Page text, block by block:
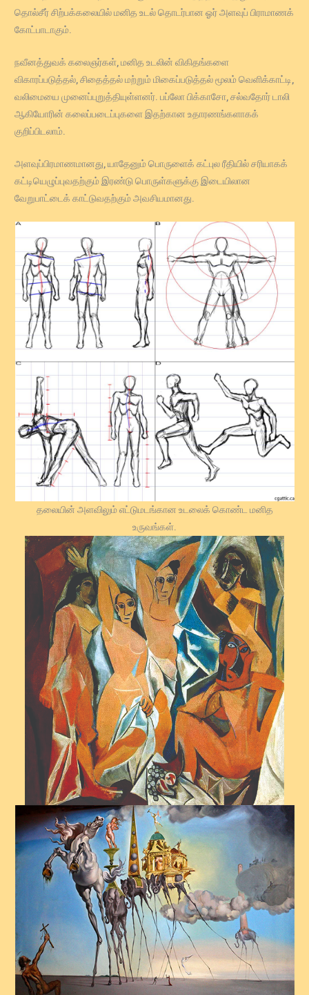
தொல்சீர் சிற்பக்கலையில் மனித உடல் தொடர்பான ஓர் அளவுப் பிராமாணக்
கோட்பாடாகும்.
நவீனத்துவக் கலைஞர்கள், மனித உடலின் விகிதங்களை
விகாரப்படுத்தல், சிதைத்தல் மற்றும் மிகைப்படுத்தல் மூலம் வெளிக்காட்டி,
வலிமையை முனைப்புறுத்தியுள்ளனர். பப்லோ பிக்காசோ, சல்வதோர் டாலி
ஆகியோரின் கலைப்படைப்புகளை இதற்கான உதாரணங்களாகக்
குறிப்பிடலாம்.
அளவுப்பிரமாணமானது, யாதேனும் பொருளைக் கட்புல ரீதியில் சரியாகக்
கட்டியெழுப்புவதற்கும் இரண்டு பொருள்களுக்கு இடையிலான
வேறுபாட்டைக் காட்டுவதற்கும் அவசியமானது.
தலையின் அளவிலும் எட்டுமடங்கான உடலைக் கொண்ட மனித
உருவங்கள்.